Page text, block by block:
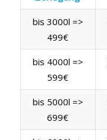
bis 3000l =>
499€
bis 4000l =>
599€
bis 5000l =>
699€